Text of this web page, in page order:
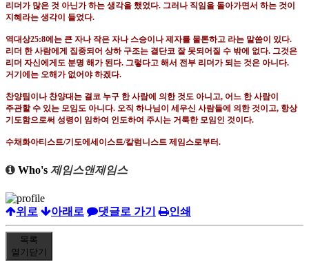
리더가 많은 것 아닌가 하는 생각을 했었다. 그러나 직임을 돌아가면서 하는 것이
지혜라는 생각이 들었다.
역대상25:8에는 큰 자나 작은 자나 스승이나 제자를 물론하고 라는 말씀이 있다.
리더 한 사람에게 집중되어 상하 구조는 결단코 잘 못되어질 수 밖에 없다. 그것은
리더 자신에게도 분명 해가 된다. 그렇다고 해서 전부 리더가 되는 것은 아니다.
거기에는 오해가 없어야 하겠다.
찬양팀이나 찬양대는 결코 누구 한 사람에 의한 것도 아니고, 어느 한 사람이
주관할 수 있는 모임도 아니다. 오직 하나님이 세우신 사람들에 의한 것이고, 항상
기도함으로써 성령이 임하여 인도하여 주시는 거룩한 모임인 것이다.
수채화아티스트/기도에세이스트/칼럼니스트 제임스로부터.
Who's 제임스앤제임스
위로 아래로 댓글로 가기 인쇄
목록
열기 닫기